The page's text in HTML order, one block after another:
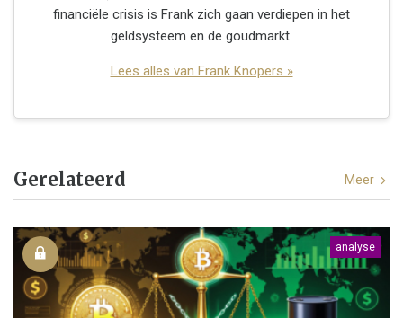
financiële crisis is Frank zich gaan verdiepen in het
geldsysteem en de goudmarkt.
Lees alles van Frank Knopers »
Gerelateerd Meer
analyse